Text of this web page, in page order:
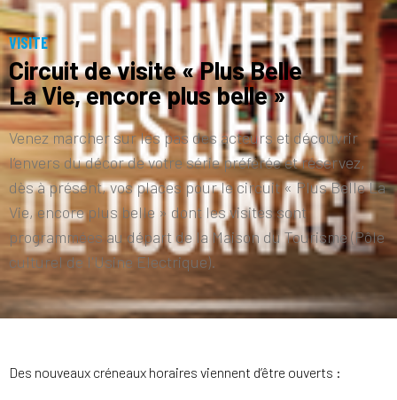
VISITE
Circuit de visite « Plus Belle
La Vie, encore plus belle »
Venez marcher sur les pas des acteurs et découvrir
l’envers du décor de votre série préférée et réservez,
dès à présent, vos places pour le circuit « Plus Belle La
Vie, encore plus belle » dont les visites sont
programmées au départ de la Maison du Tourisme (Pôle
culturel de l'Usine Electrique).
Des nouveaux créneaux horaires viennent d’être ouverts :